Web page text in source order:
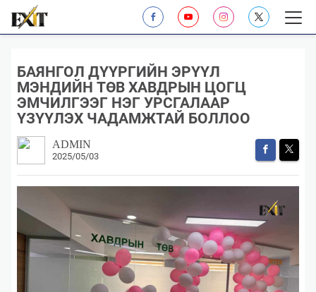
БАЯНГОЛ ДҮҮРГИЙН ЭРҮҮЛ
МЭНДИЙН ТӨВ ХАВДРЫН ЦОГЦ
ЭМЧИЛГЭЭГ НЭГ УРСГАЛААР
ҮЗҮҮЛЭХ ЧАДАМЖТАЙ БОЛЛОО
ADMIN
2025/05/03